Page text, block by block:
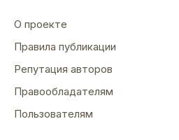
О проекте
Правила публикации
Репутация авторов
Правообладателям
Пользователям